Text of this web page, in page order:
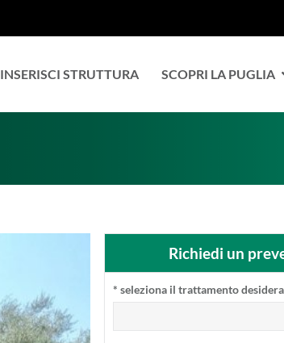
INSERISCI STRUTTURA SCOPRI LA PUGLIA
Richiedi un
* seleziona il trattamento